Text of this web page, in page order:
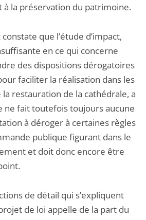
à la préservation du patrimoine.
constate que l’étude d’impact,
en ce qui concerne
des dispositions dérogatoires
faciliter la réalisation dans les
restauration de la cathédrale, a
ne fait toutefois toujours aucune
à déroger à certaines règles
publique figurant dans le
et doit donc encore être
de détail qui s’expliquent
de loi appelle de la part du